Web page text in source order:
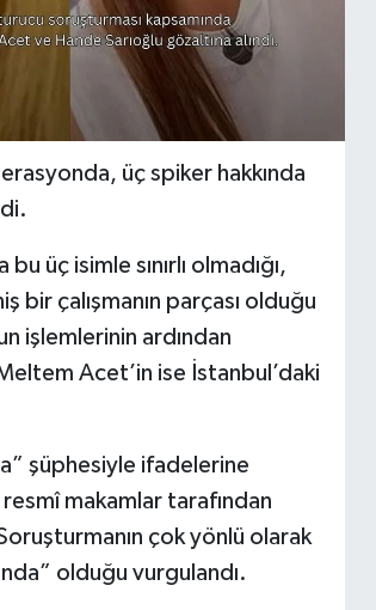
üç spiker hakkında
üç isimle sınırlı olmadığı,
bir çalışmanın parçası olduğu
işlemlerinin ardından
Acet’in ise İstanbul’daki
şüphesiyle ifadelerine
makamlar tarafından
çok yönlü olarak
olduğu vurgulandı.